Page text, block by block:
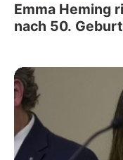
Emma Heming
nach 50.